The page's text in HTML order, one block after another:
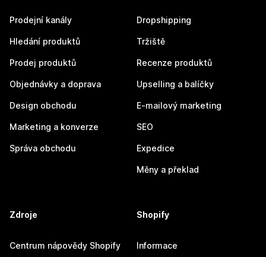
Prodejní kanály
Hledání produktů
Prodej produktů
Objednávky a doprava
Design obchodu
Marketing a konverze
Správa obchodu
Dropshipping
Tržiště
Recenze produktů
Upselling a balíčky
E-mailový marketing
SEO
Expedice
Měny a překlad
Zdroje
Centrum nápovědy Shopify
Shopify
Informace